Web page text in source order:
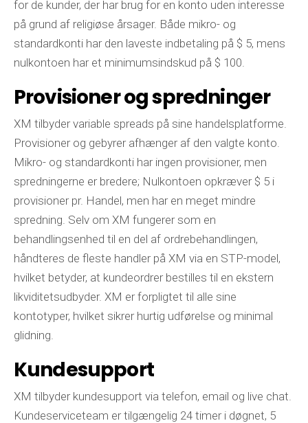
for de kunder, der har brug for en konto uden interesse
på grund af religiøse årsager. Både mikro- og
standardkonti har den laveste indbetaling på $ 5, mens
nulkontoen har et minimumsindskud på $ 100.
Provisioner og spredninger
XM tilbyder variable spreads på sine handelsplatforme.
Provisioner og gebyrer afhænger af den valgte konto.
Mikro- og standardkonti har ingen provisioner, men
spredningerne er bredere; Nulkontoen opkræver $ 5 i
provisioner pr. Handel, men har en meget mindre
spredning. Selv om XM fungerer som en
behandlingsenhed til en del af ordrebehandlingen,
håndteres de fleste handler på XM via en STP-model,
hvilket betyder, at kundeordrer bestilles til en ekstern
likviditetsudbyder. XM er forpligtet til alle sine
kontotyper, hvilket sikrer hurtig udførelse og minimal
glidning.
Kundesupport
XM tilbyder kundesupport via telefon, email og live chat.
Kundeserviceteam er tilgængelig 24 timer i døgnet, 5